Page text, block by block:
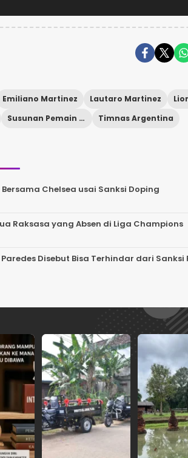
Emiliano Martinez Lautaro Martinez
Susunan Pemain Argentina
Timnas Argentina
Chelsea usai Sanksi Doping
Raksasa yang Absen di Liga Champions
Disebut Bisa Terhindar dari Sanksi